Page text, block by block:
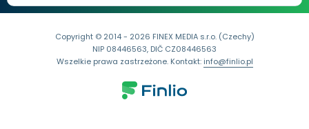
Copyright © 2014 - 2026 FINEX MEDIA s.r.o. (Czechy)
NIP 08446563, DIČ CZ08446563
Wszelkie prawa zastrzeżone. Kontakt:info@finlio.pl